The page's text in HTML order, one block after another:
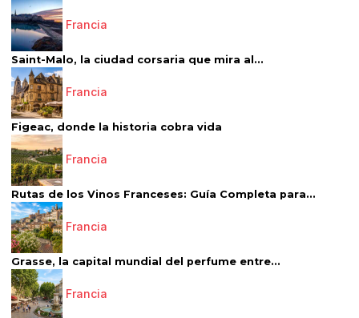
Francia
Saint-Malo, la ciudad corsaria que mira al...
Francia
Figeac, donde la historia cobra vida
Francia
Rutas de los Vinos Franceses: Guía Completa para...
Francia
Grasse, la capital mundial del perfume entre...
Francia